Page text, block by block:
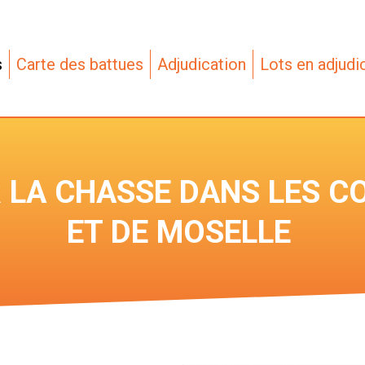
Carte des battues Adjudication Lots en
CHASSE DANS LES
ET DE MOSELLE